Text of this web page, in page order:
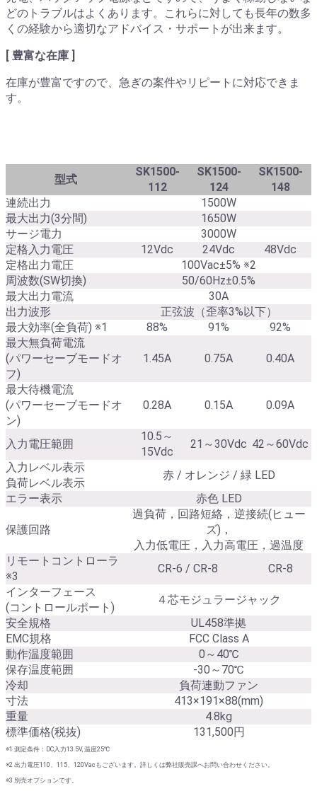
どのトラブルはよくあります。これらに対しても長年の数多
くの経験から適切なアドバイス・サポートが出来ます。
[ 豊富な在庫 ]
在庫が豊富ですので、急ぎの案件やリピートに対応できま
す。
型式
SK1500-
112
SK1500-
124
SK1500-
148
連続出力
1500W
最大出力(3分間)
1650W
サージ電力
3000W
定格入力電圧
12Vdc 24Vdc
48Vdc
定格出力電圧
100Vac±5% ※2
周波数(SW切換)
50/60Hz±0.5%
最大出力電流
30A
出力波形
正弦波（歪率3%以下）
最大効率(全負荷) ※1
88% 91%
92%
最大無負荷電流
(パワーセーブモードオ
フ)
1.45A 0.75A 0.40A
最大待機電流
(パワーセーブモードオ
ン)
0.28A 0.15A 0.09A
入力電圧範囲
10.5～
15Vdc
21～30Vdc 42～60Vdc
入力レベル表示
赤 / オレンジ / 緑 LED
負荷レベル表示
エラー表示
赤色 LED
保護回路
過負荷，回路短絡，逆接続(ヒュー
ズ)，
入力低電圧，入力高電圧，過温度
リモートコントローラ
※3
CR-6 / CR-8
CR-8
インターフェース
(コントロールポート)
４芯モジュラージャック
安全規格
UL458準拠
EMC規格
FCC Class A
動作温度範囲
0～40℃
保存温度範囲
-30～70℃
冷却
負荷連動ファン
寸法
413×191×88(mm)
重量
4.8kg
標準価格(税抜)
131,500円
※1 測定条件：DC入力13.5V, 温度25℃
※2 出力電圧110、115、120Vacもございます。詳しくは弊社販売課へお問い合わせください。
※3 別売オプションです。